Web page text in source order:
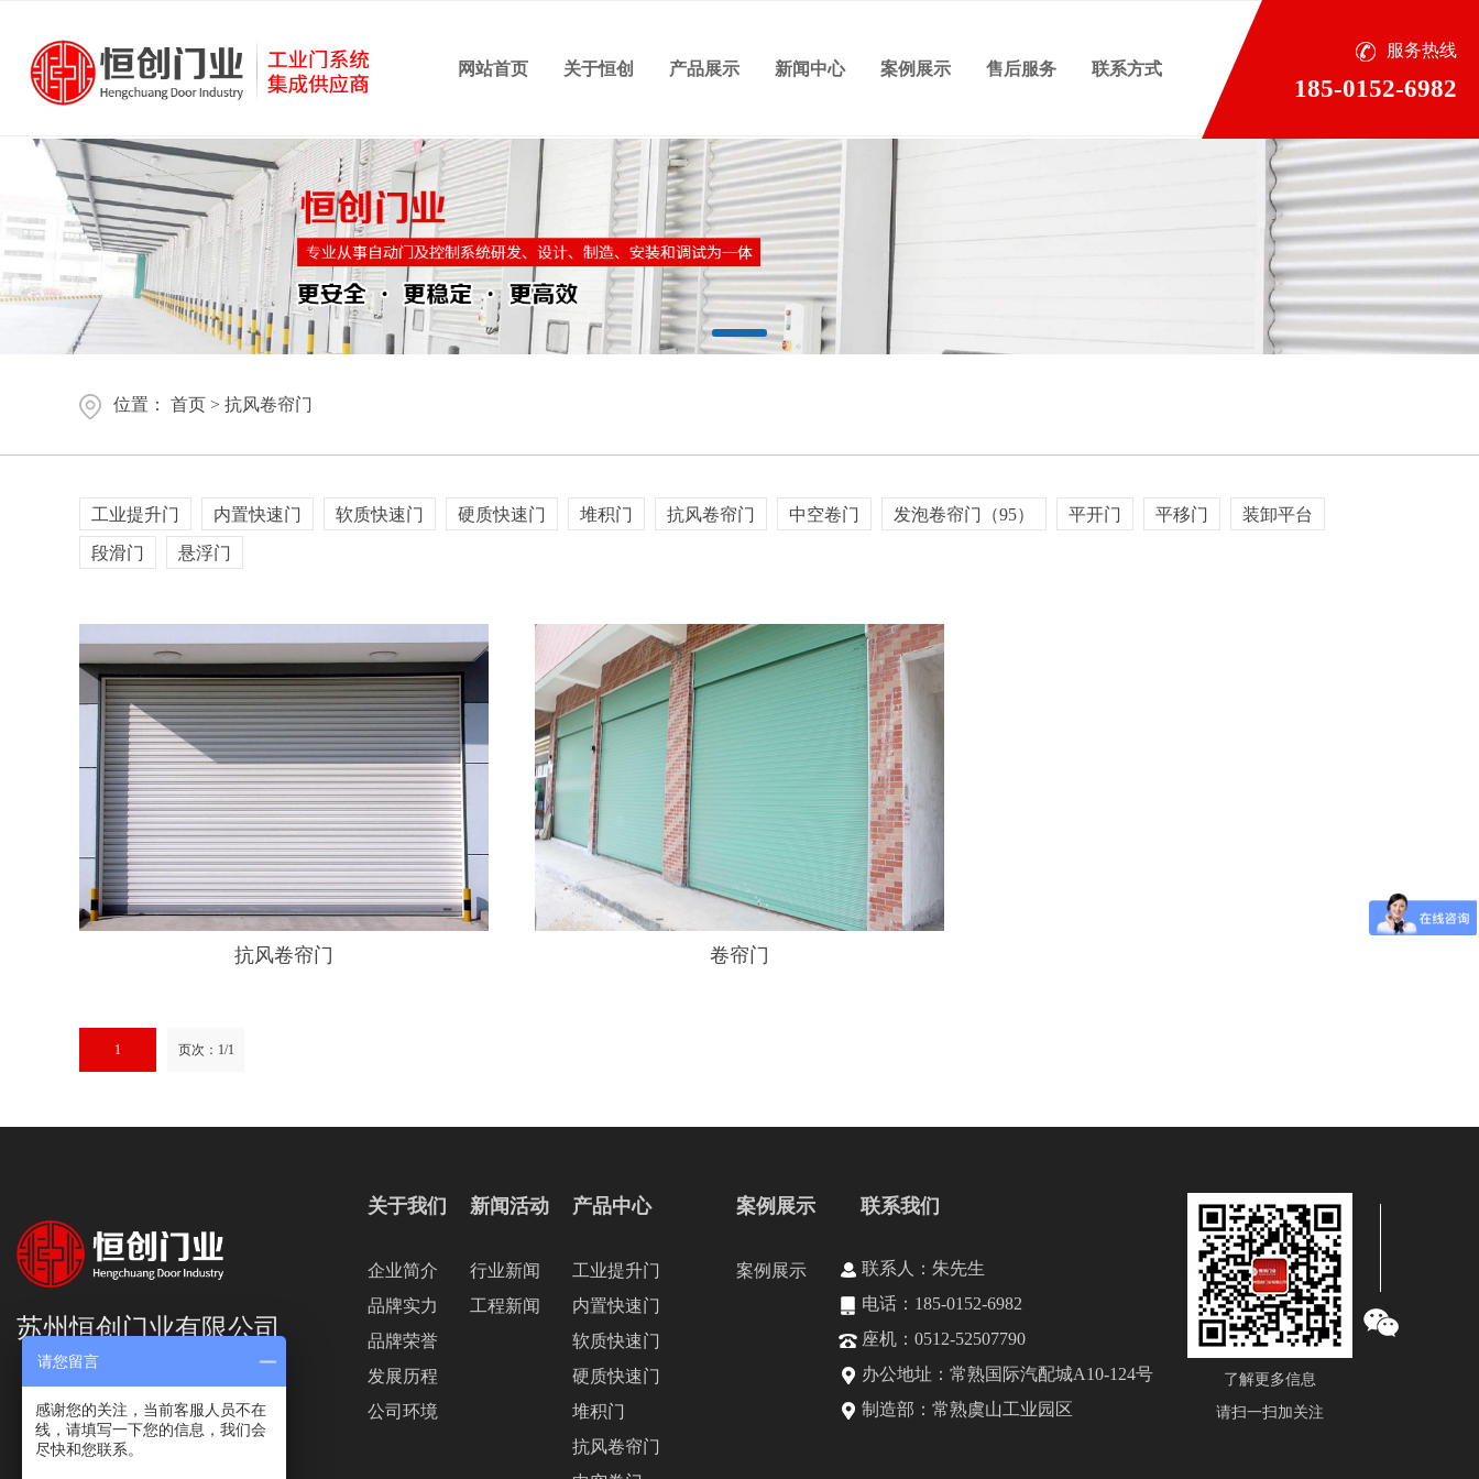
网站首页 关于恒创 产品展示 新闻中心 案例展示 售后服务 联系方式
服务热线
185-0152-6982
位置： 首页 > 抗风卷帘门
工业提升门 内置快速门 软质快速门 硬质快速门 堆积门 抗风卷帘门 中空卷门 发泡卷帘门（95） 平开门 平移门 装卸平台
工业提升门 内置快速门 软质快速门 硬质快速门 堆积门 抗风卷帘门 中空卷门 发泡卷帘门（95） 平开门 平移门 装卸平台
段滑门 悬浮门
抗风卷帘门 卷帘门
1 页次：1/1
苏州恒创门业有限公司
关于我们
企业简介
品牌实力
品牌荣誉
发展历程
公司环境
新闻活动
行业新闻
工程新闻
产品中心
工业提升门
内置快速门
软质快速门
硬质快速门
堆积门
抗风卷帘门
案例展示
案例展示
联系我们
联系人：朱先生
电话：185-0152-6982
座机：0512-52507790
办公地址：常熟国际汽配城A10-124号
制造部：常熟虞山工业园区
了解更多信息
请扫一扫加关注
请您留言
感谢您的关注，当前客服人员不在
线，请填写一下您的信息，我们会
尽快和您联系。